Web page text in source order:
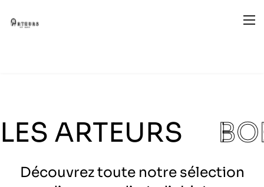
ARTEURS
Découvrez toute notre sélection